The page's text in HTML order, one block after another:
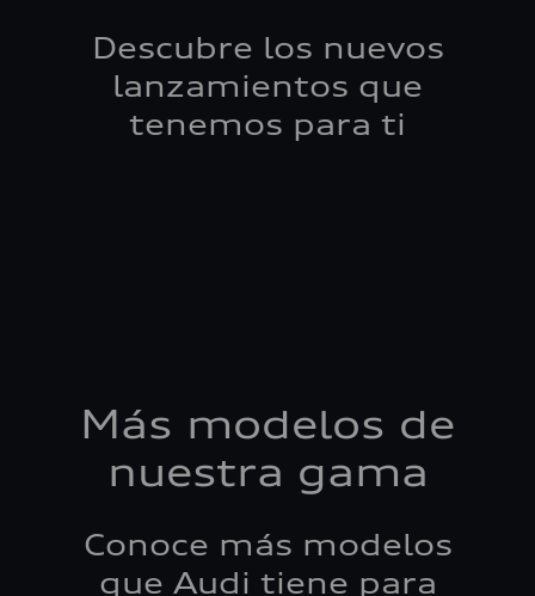
Descubre los nuevos
lanzamientos que
tenemos para ti
Más modelos de
nuestra gama
Conoce más modelos
que Audi tiene para